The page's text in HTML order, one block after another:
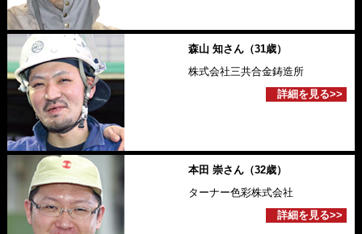
森山 知さん（31歳）
株式会社三共合金鋳造所
詳細を見る>>
本田 崇さん（32歳）
ターナー色彩株式会社
詳細を見る>>